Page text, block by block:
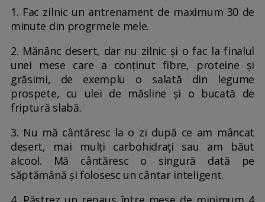
1. Fac zilnic un antrenament de maximum 30 de
minute din progrmele mele.
2. Mănânc desert, dar nu zilnic și o fac la finalul
unei mese care a conținut fibre, proteine și
grăsimi, de exemplu o salată din legume
prospete, cu ulei de măsline și o bucată de
friptură slabă.
3. Nu mă cântăresc la o zi după ce am mâncat
desert, mai mulți carbohidrați sau am băut
alcool. Mă cântăresc o singură dată pe
săptămână și folosesc un cântar inteligent.